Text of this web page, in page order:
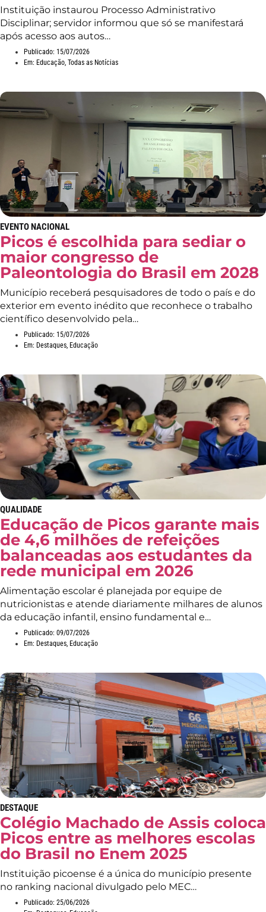
Instituição instaurou Processo Administrativo
Disciplinar; servidor informou que só se manifestará
após acesso aos autos…
Publicado: 15/07/2026
Em: Educação, Todas as Notícias
EVENTO NACIONAL
Picos é escolhida para sediar o
maior congresso de
Paleontologia do Brasil em 2028
Município receberá pesquisadores de todo o país e do
exterior em evento inédito que reconhece o trabalho
científico desenvolvido pela…
Publicado: 15/07/2026
Em: Destaques, Educação
QUALIDADE
Educação de Picos garante mais
de 4,6 milhões de refeições
balanceadas aos estudantes da
rede municipal em 2026
Alimentação escolar é planejada por equipe de
nutricionistas e atende diariamente milhares de alunos
da educação infantil, ensino fundamental e…
Publicado: 09/07/2026
Em: Destaques, Educação
DESTAQUE
Colégio Machado de Assis coloca
Picos entre as melhores escolas
do Brasil no Enem 2025
Instituição picoense é a única do município presente
no ranking nacional divulgado pelo MEC…
Publicado: 25/06/2026